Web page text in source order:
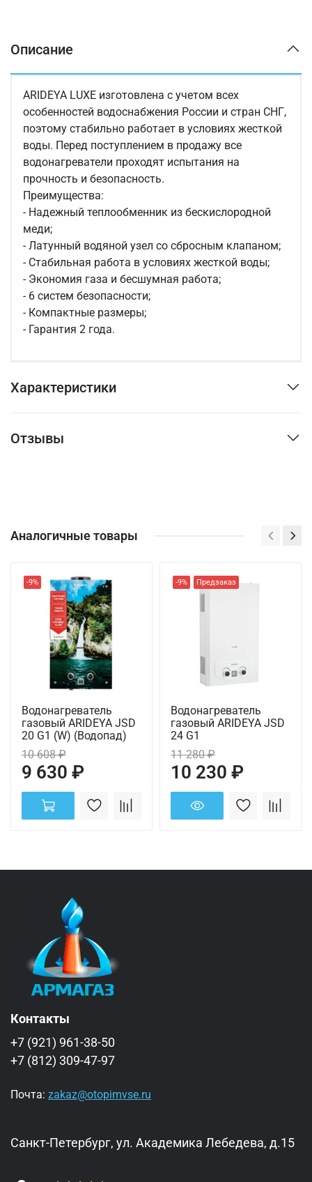
Описание
ARIDEYA LUXE изготовлена с учетом всех
особенностей водоснабжения России и стран СНГ,
поэтому стабильно работает в условиях жесткой
воды. Перед поступлением в продажу все
водонагреватели проходят испытания на
прочность и безопасность.
Преимущества:
- Надежный теплообменник из бескислородной
меди;
- Латунный водяной узел со сбросным клапаном;
- Стабильная работа в условиях жесткой воды;
- Экономия газа и бесшумная работа;
- 6 систем безопасности;
- Компактные размеры;
- Гарантия 2 года.
Характеристики
Отзывы
Аналогичные товары
-9%
Водонагреватель
газовый ARIDEYA JSD
20 G1 (W) (Водопад)
10 608 ₽
9 630 ₽
-9% Предзаказ
Водонагреватель
газовый ARIDEYA JSD
24 G1
11 280 ₽
10 230 ₽
Контакты
+7 (921) 961-38-50
+7 (812) 309-47-97
Почта: zakaz@otopimvse.ru
Санкт-Петербург, ул. Академика Лебедева, д.15